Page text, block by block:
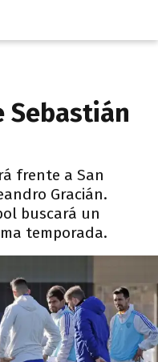
Sebastián
frente a San
Gracián.
buscará un
temporada.